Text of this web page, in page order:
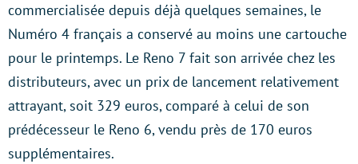
commercialisée depuis déjà quelques semaines, le
Numéro 4 français a conservé au moins une cartouche
pour le printemps. Le Reno 7 fait son arrivée chez les
distributeurs, avec un prix de lancement relativement
attrayant, soit 329 euros, comparé à celui de son
prédécesseur le Reno 6, vendu près de 170 euros
supplémentaires.